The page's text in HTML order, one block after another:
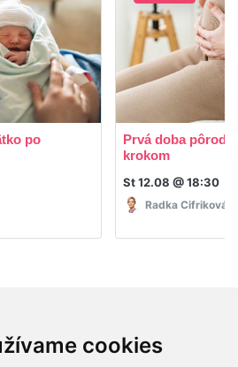
cookies
po
Prvá doba
krokom
St 12.08 @ 18:30
Radka Cifriková
nedochádza k